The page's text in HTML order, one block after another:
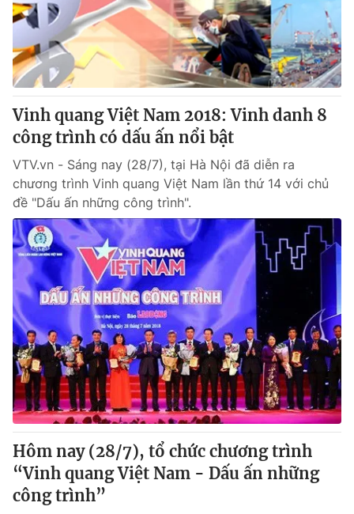
Sản phẩm
Thị trường
Tư vấn
Lịch phát sóng
Chuyên mục khác
Emagazine Podcast
Photo Infographic
Video Shorts video
VTV Money VTV Thể thao
VTV Sức khoẻ Bất động sản
Thị trường 24h Tấm lòng Việt
VTV4 Vươn mình bằng AI
VTV9 VTV8
Liên hệ tòa soạn
Vinh quang Việt Nam 2018: Vinh danh 8
công trình có dấu ấn nổi bật
VTV.vn - Sáng nay (28/7), tại Hà Nội đã diễn ra
chương trình Vinh quang Việt Nam lần thứ 14 với chủ
đề "Dấu ấn những công trình".
Hôm nay (28/7), tổ chức chương trình
“Vinh quang Việt Nam - Dấu ấn những
công trình”